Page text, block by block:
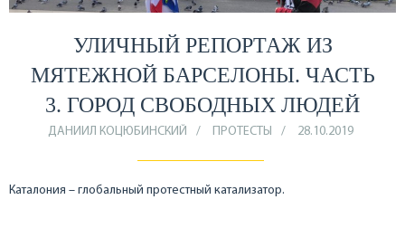
УЛИЧНЫЙ РЕПОРТАЖ ИЗ
МЯТЕЖНОЙ БАРСЕЛОНЫ. ЧАСТЬ
3. ГОРОД СВОБОДНЫХ ЛЮДЕЙ
ДАНИИЛ КОЦЮБИНСКИЙ ПРОТЕСТЫ 28.10.2019
Каталония – глобальный протестный катализатор.